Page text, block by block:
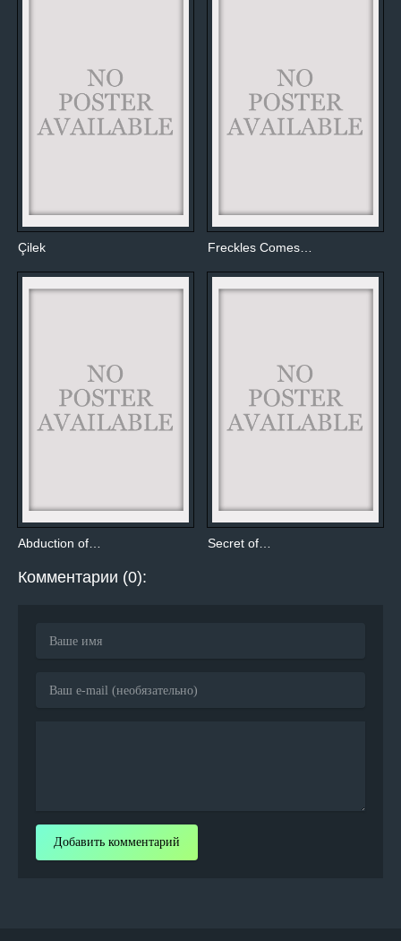
Çilek Freckles Comes…
Abduction of… Secret of…
Комментарии (0):
Добавить комментарий